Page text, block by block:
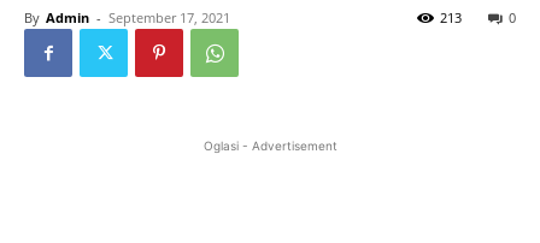
By Admin - September 17, 2021 0
213
Oglasi - Advertisement